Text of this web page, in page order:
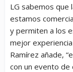
LG sabemos que
estamos
y permiten a los
mejor
Ramírez añade,
con un evento